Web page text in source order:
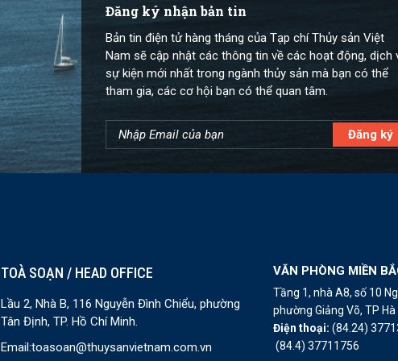
Đăng ký nhận bản tin
Bản tin điện tử hàng tháng của Tạp chí Thủy sản Việt
Nam sẽ cập nhật các thông tin về các hoạt động, dịch
sự kiện mới nhất trong ngành thủy sản mà bạn có thể
tham gia, các cơ hội bạn có thể quan tâm.
TOÀ SOẠN / HEAD OFFICE
Lầu 2, Nhà B, 116 Nguyễn Đình Chiểu, phường
Tân Định, TP. Hồ Chí Minh.
Email:toasoan@thuysanvietnam.com.vn
VĂN PHÒNG MIỀN
Tầng 1, nhà A8, số 10
phường Giảng Võ, TP Hà
Điện thoại:(84.24)
(84.4) 37711756